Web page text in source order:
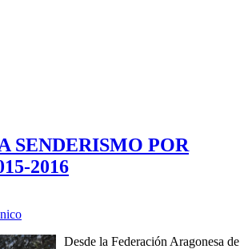
SENDERISMO POR
2016
Desde la Federación Aragonesa de